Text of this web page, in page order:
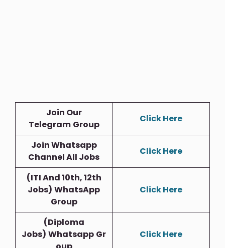
Join Our
Telegram Group
Click Here
Join Whatsapp
Channel All Jobs
Click Here
(ITI And 10th, 12th
Jobs) WhatsApp
Group
Click Here
(Diploma
Jobs) Whatsapp Gr
Click Here